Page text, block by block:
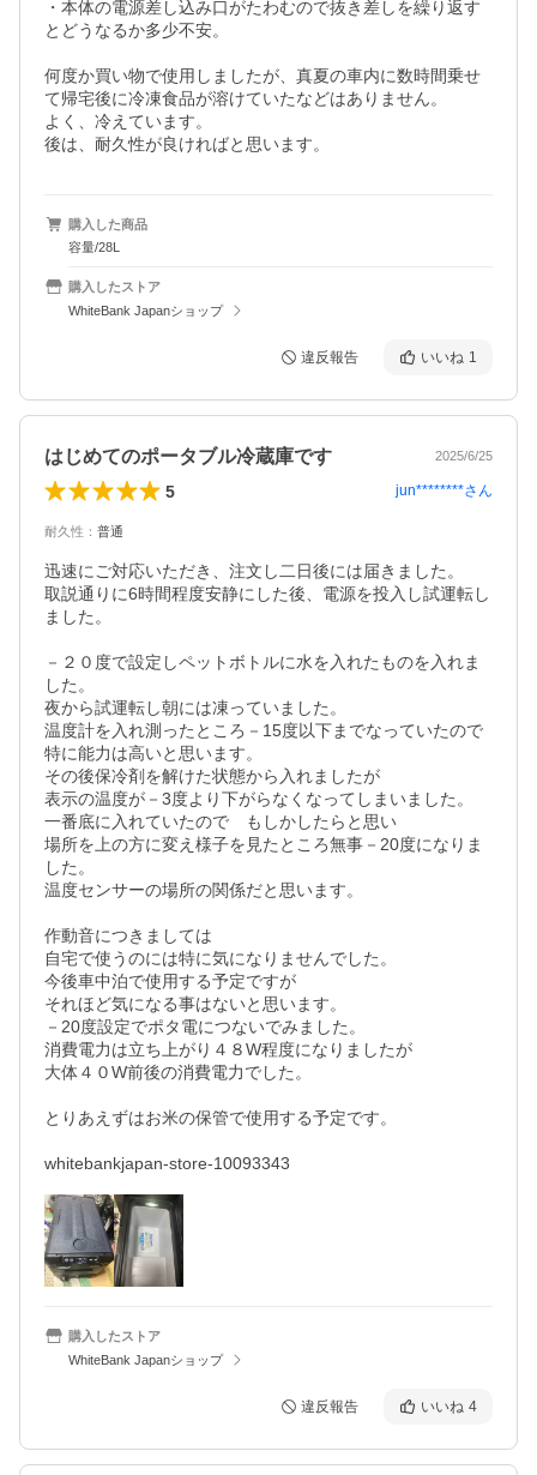
・本体の電源差し込み口がたわむので抜き差しを繰り返す
とどうなるか多少不安。
何度か買い物で使用しましたが、真夏の車内に数時間乗せ
て帰宅後に冷凍食品が溶けていたなどはありません。
よく、冷えています。
後は、耐久性が良ければと思います。
購入した商品
容量/28L
購入したストア
WhiteBank Japanショップ
違反報告 いいね 1
はじめてのポータブル冷蔵庫です 2025/6/25
5 jun********さん
耐久性 ： 普通
迅速にご対応いただき、注文し二日後には届きました。
取説通りに6時間程度安静にした後、電源を投入し試運転し
ました。
－２０度で設定しペットボトルに水を入れたものを入れま
した。
夜から試運転し朝には凍っていました。
温度計を入れ測ったところ－15度以下までなっていたので
特に能力は高いと思います。
その後保冷剤を解けた状態から入れましたが
表示の温度が－3度より下がらなくなってしまいました。
一番底に入れていたので　もしかしたらと思い
場所を上の方に変え様子を見たところ無事－20度になりま
した。
温度センサーの場所の関係だと思います。
作動音につきましては
自宅で使うのには特に気になりませんでした。
今後車中泊で使用する予定ですが
それほど気になる事はないと思います。
－20度設定でポタ電につないでみました。
消費電力は立ち上がり４８W程度になりましたが
大体４０W前後の消費電力でした。
とりあえずはお米の保管で使用する予定です。
whitebankjapan-store-10093343
購入したストア
WhiteBank Japanショップ
違反報告 いいね 4